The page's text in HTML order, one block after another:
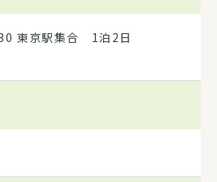
東京駅集合 1泊2日